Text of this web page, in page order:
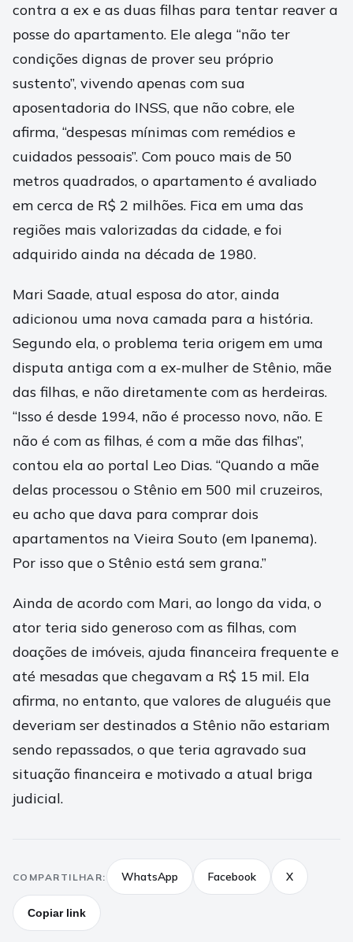
contra a ex e as duas filhas para tentar reaver a
posse do apartamento. Ele alega “não ter
condições dignas de prover seu próprio
sustento”, vivendo apenas com sua
aposentadoria do INSS, que não cobre, ele
afirma, “despesas mínimas com remédios e
cuidados pessoais”. Com pouco mais de 50
metros quadrados, o apartamento é avaliado
em cerca de R$ 2 milhões. Fica em uma das
regiões mais valorizadas da cidade, e foi
adquirido ainda na década de 1980.
Mari Saade, atual esposa do ator, ainda
adicionou uma nova camada para a história.
Segundo ela, o problema teria origem em uma
disputa antiga com a ex-mulher de Stênio, mãe
das filhas, e não diretamente com as herdeiras.
“Isso é desde 1994, não é processo novo, não. E
não é com as filhas, é com a mãe das filhas”,
contou ela ao portal Leo Dias. “Quando a mãe
delas processou o Stênio em 500 mil cruzeiros,
eu acho que dava para comprar dois
apartamentos na Vieira Souto (em Ipanema).
Por isso que o Stênio está sem grana.”
Ainda de acordo com Mari, ao longo da vida, o
ator teria sido generoso com as filhas, com
doações de imóveis, ajuda financeira frequente e
até mesadas que chegavam a R$ 15 mil. Ela
afirma, no entanto, que valores de aluguéis que
deveriam ser destinados a Stênio não estariam
sendo repassados, o que teria agravado sua
situação financeira e motivado a atual briga
judicial.
COMPARTILHAR: WhatsApp Facebook X
Copiar link